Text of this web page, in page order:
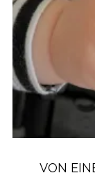
VON